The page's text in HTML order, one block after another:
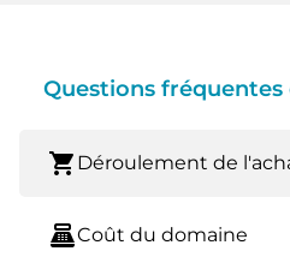
Questions fréquentes
shopping_cart Déroulement de
point_of_saleCoût du domaine